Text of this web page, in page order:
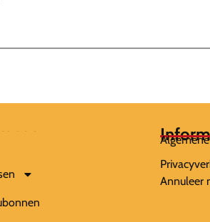
Annuleer